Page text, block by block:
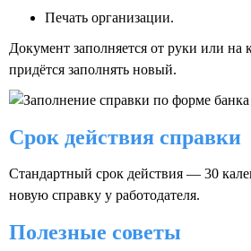
Печать организации.
Документ заполняется от руки или
придётся заполнять новый.
Срок действия справки
Стандартный срок действия — 30
новую справку у работодателя.
Полезные советы